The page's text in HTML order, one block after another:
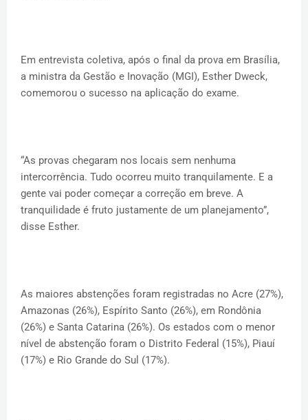
Em entrevista coletiva, após o final da prova em Brasília,
a ministra da Gestão e Inovação (MGI), Esther Dweck,
comemorou o sucesso na aplicação do exame.
“As provas chegaram nos locais sem nenhuma
intercorrência. Tudo ocorreu muito tranquilamente. E a
gente vai poder começar a correção em breve. A
tranquilidade é fruto justamente de um planejamento”,
disse Esther.
As maiores abstenções foram registradas no Acre (27%),
Amazonas (26%), Espírito Santo (26%), em Rondônia
(26%) e Santa Catarina (26%). Os estados com o menor
nível de abstenção foram o Distrito Federal (15%), Piauí
(17%) e Rio Grande do Sul (17%).